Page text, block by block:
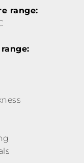
range: